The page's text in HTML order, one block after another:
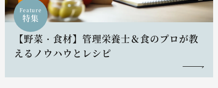
Feature
特集
【野菜・食材】管理栄養士＆食のプロが教
えるノウハウとレシピ